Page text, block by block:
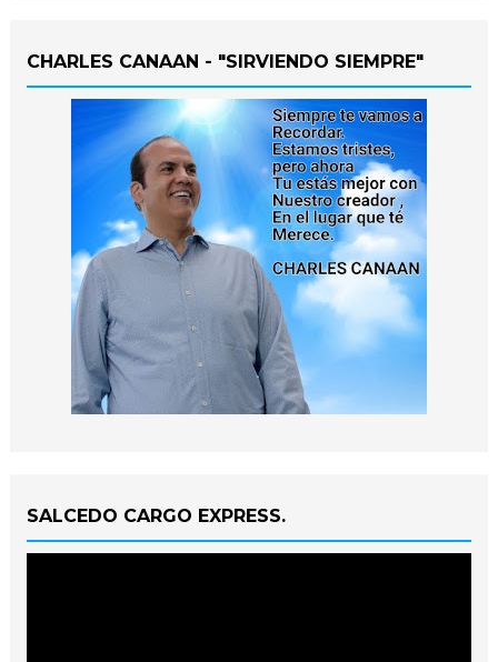
CHARLES CANAAN - "SIRVIENDO SIEMPRE"
SALCEDO CARGO EXPRESS.